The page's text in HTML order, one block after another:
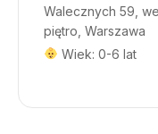
Walecznych 59,
piętro, Warszawa
Wiek: 0-6 lat